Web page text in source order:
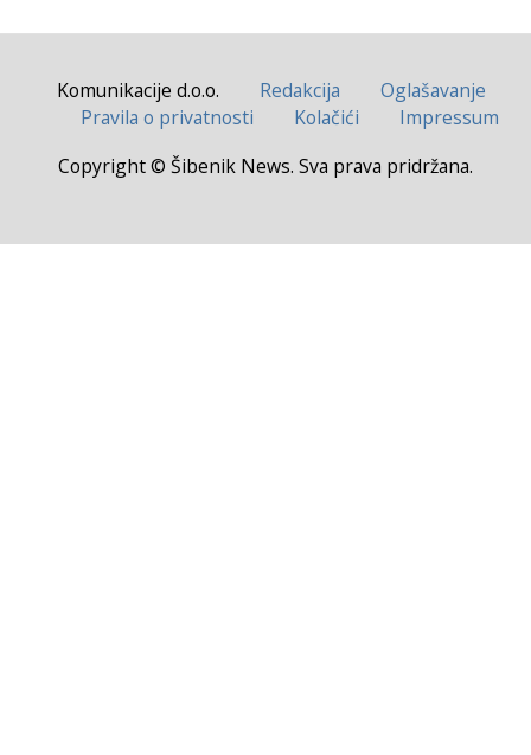
Komunikacije d.o.o. Redakcija
Oglašavanje
Pravila o privatnosti
Kolačići
Impressum
Copyright © Šibenik News. Sva prava pridržana.